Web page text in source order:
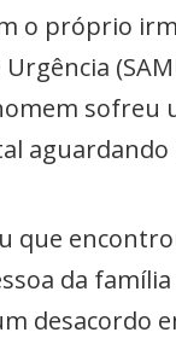
o próprio
sofreu
que
da
desacordo